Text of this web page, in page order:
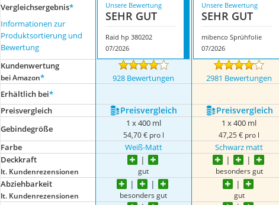
Vergleichsergebnis*
Informationen zur
Produktsortierung und
Bewertung
Unsere Bewertung
SEHR GUT
Raid hp 380202
07/2026
Unsere Bewertung
SEHR GUT
mibenco Sprühfolie
07/2026
Kundenwertung
bei Amazon* 928 Bewertungen 2981 Bewertungen
Erhältlich bei*
Preis­vergleich
Preis­vergleich Preis­vergleich
Gebindegröße
1 x 400 ml
54,70 € pro l
1 x 400 ml
47,25 € pro l
Farbe Weiß-Matt Schwarz matt
Deckkraft
lt. Kundenrezensionen gut besonders gut
Abziehbarkeit
lt. Kundenrezensionen besonders gut gut